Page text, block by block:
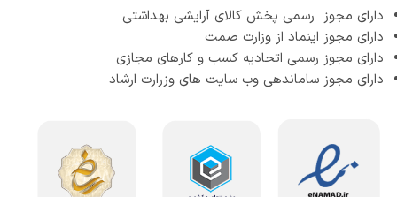
دارای مجوز رسمی پخش کالای آرایشی بهداشتی
دارای مجوز اینماد از وزارت صمت
دارای مجوز رسمی اتحادیه کسب و کارهای مجازی
دارای مجوز ساماندهی وب سایت های وزرارت ارشاد